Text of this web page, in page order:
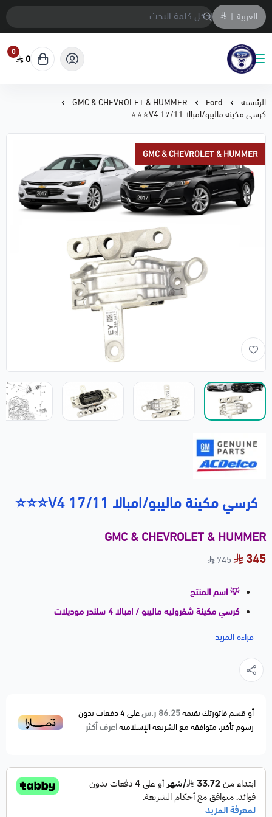
العربية |
متجر المحمادي لقطع السيارات
0
0
الرئيسية Ford
GMC & CHEVROLET & HUMMER
كرسي مكينة ماليبو/امبالا 17/11 V4⭐⭐⭐
GMC & CHEVROLET & HUMMER
كرسي مكينة ماليبو/امبالا 17/11 V4⭐⭐⭐
GMC & CHEVROLET & HUMMER
345
745
💡 اسم المنتج
كرسي مكينة شفروليه ماليبو / امبالا 4 سلندر موديلات
2011–2017 ⭐⭐⭐
قيادة مريحة ويحافظ على سلامة مكونات السيارة.
⚠ أعراض التلف
❌ صوت دق عند التعشيق
❌ حركة غير طبيعية للمكينة
❌ ضعف في ثبات المحرك
قراءة المزيد
أو قسم فاتورتك بقيمة86.25 ر.س على4دفعات بدون
رسوم تأخير، متوافقة مع الشريعة الإسلاميةاعرف أكثر